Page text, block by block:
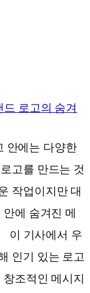
로고의 숨겨
안에는 다양한
고를 만드는 것
작업이지만 대
에 숨겨진 메
이 기사에서 우
인기 있는 로고
조적인 메시지